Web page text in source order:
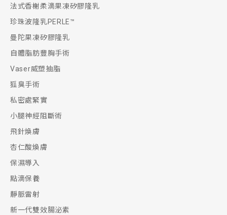
法式香榭柔滴果凍矽膠隆乳
珍珠波隆乳PERLE™
曼陀果凍矽膠隆乳
自體脂肪豐胸手術
Vaser威塑抽脂
狐臭手術
私密處緊實
小腿神經阻斷術
飛針煥膚
杏仁酸煥膚
保濕導入
點滴保養
靜脈雷射
新一代雙效腸泌素